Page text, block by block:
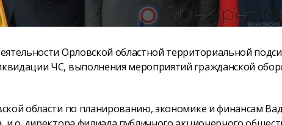
Орловской областной территориальной
ЧС, выполнения мероприятий гражданской
области по планированию, экономике и финансам